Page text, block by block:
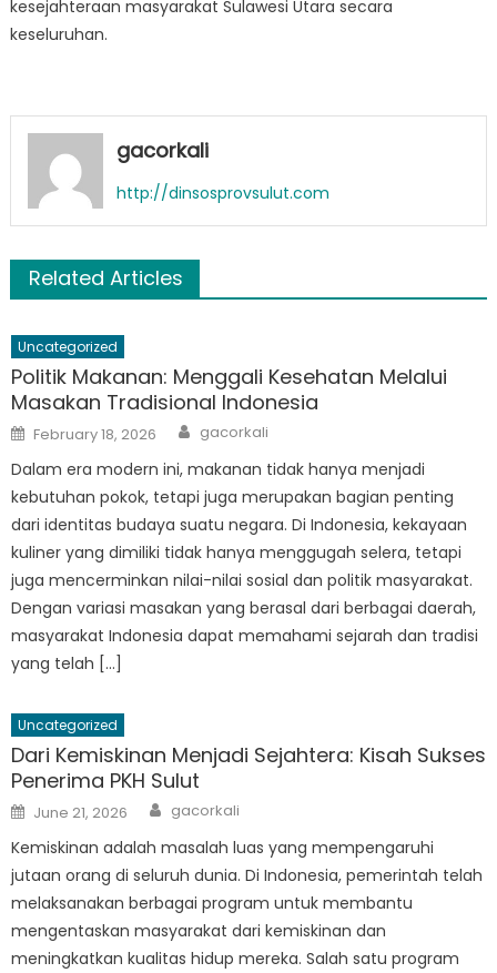
kesejahteraan masyarakat Sulawesi Utara secara
keseluruhan.
gacorkali
http://dinsosprovsulut.com
Related Articles
Uncategorized
Politik Makanan: Menggali Kesehatan Melalui
Masakan Tradisional Indonesia
Posted
on
February 18, 2026 Author
gacorkali
Dalam era modern ini, makanan tidak hanya menjadi
kebutuhan pokok, tetapi juga merupakan bagian penting
dari identitas budaya suatu negara. Di Indonesia, kekayaan
kuliner yang dimiliki tidak hanya menggugah selera, tetapi
juga mencerminkan nilai-nilai sosial dan politik masyarakat.
Dengan variasi masakan yang berasal dari berbagai daerah,
masyarakat Indonesia dapat memahami sejarah dan tradisi
yang telah […]
Uncategorized
Dari Kemiskinan Menjadi Sejahtera: Kisah Sukses
Penerima PKH Sulut
Posted
on
June 21, 2026 Author
gacorkali
Kemiskinan adalah masalah luas yang mempengaruhi
jutaan orang di seluruh dunia. Di Indonesia, pemerintah telah
melaksanakan berbagai program untuk membantu
mengentaskan masyarakat dari kemiskinan dan
meningkatkan kualitas hidup mereka. Salah satu program